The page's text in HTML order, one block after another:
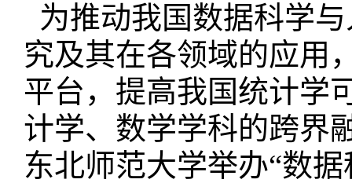
为推动我国数据科学
究及其在各领域的应用
平台，提高我国统计学
计学、数学学科的跨界
东北师范大学举办“数